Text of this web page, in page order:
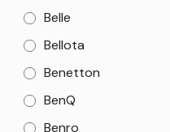
Belle
Bellota
Benetton
BenQ
Benro